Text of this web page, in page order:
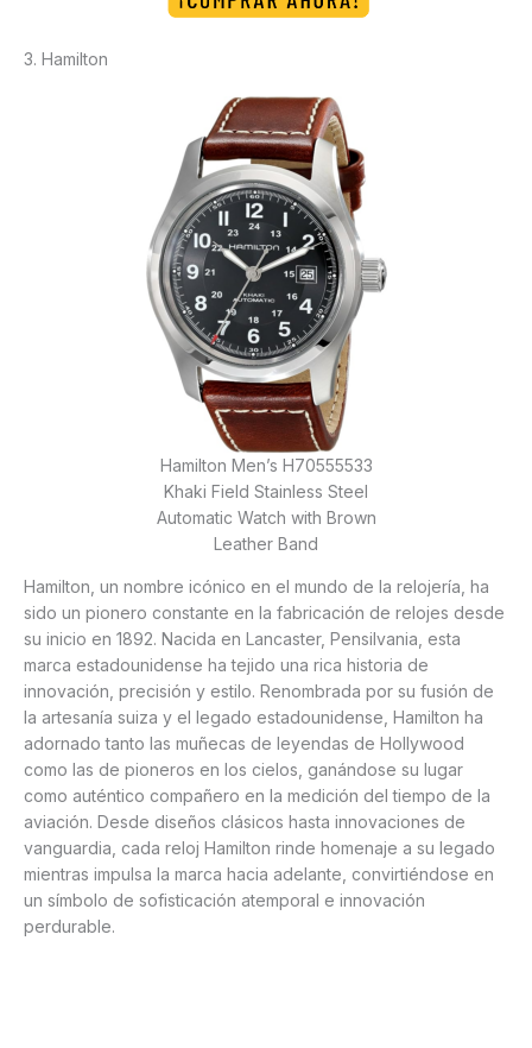
3. Hamilton
Hamilton Men’s H70555533
Khaki Field Stainless Steel
Automatic Watch with Brown
Leather Band
Hamilton, un nombre icónico en el mundo de la relojería, ha
sido un pionero constante en la fabricación de relojes desde
su inicio en 1892. Nacida en Lancaster, Pensilvania, esta
marca estadounidense ha tejido una rica historia de
innovación, precisión y estilo. Renombrada por su fusión de
la artesanía suiza y el legado estadounidense, Hamilton ha
adornado tanto las muñecas de leyendas de Hollywood
como las de pioneros en los cielos, ganándose su lugar
como auténtico compañero en la medición del tiempo de la
aviación. Desde diseños clásicos hasta innovaciones de
vanguardia, cada reloj Hamilton rinde homenaje a su legado
mientras impulsa la marca hacia adelante, convirtiéndose en
un símbolo de sofisticación atemporal e innovación
perdurable.